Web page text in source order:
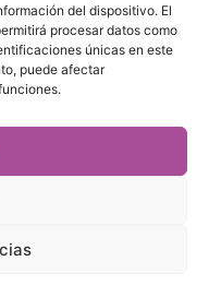
del dispositivo. El
procesar datos como
únicas en este
puede afectar